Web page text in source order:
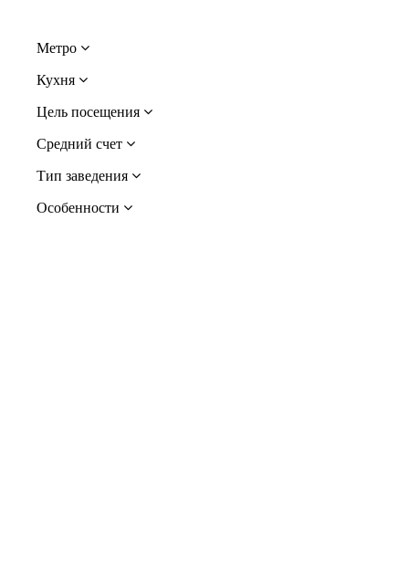
Метро
Кухня
Цель посещения
Средний счет
Тип заведения
Особенности